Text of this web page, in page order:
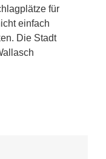
für
einfach
Die Stadt